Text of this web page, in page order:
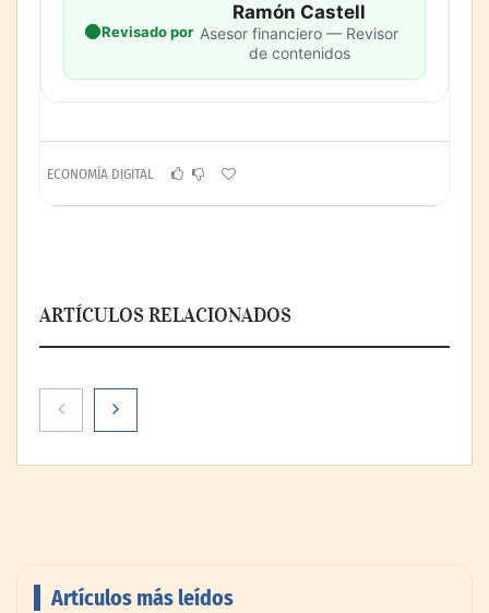
Revisado por
Ramón Castell
Asesor financiero — Revisor
de contenidos
ECONOMÍA DIGITAL
ARTÍCULOS RELACIONADOS
Artículos más leídos